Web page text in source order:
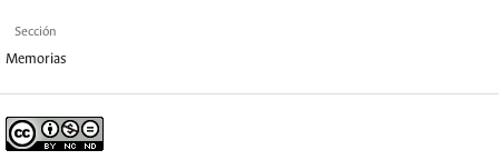
Sección
Memorias